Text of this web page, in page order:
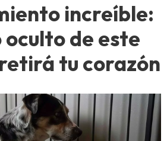
increíble:
de este
tu corazón